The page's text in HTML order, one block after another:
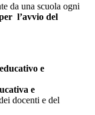
da una scuola ogni
l’avvio del
e
e
docenti e del